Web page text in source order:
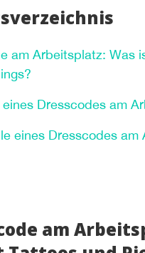
am Arbeitsplatz: Was
Dresscodes am
eines Dresscodes am
am